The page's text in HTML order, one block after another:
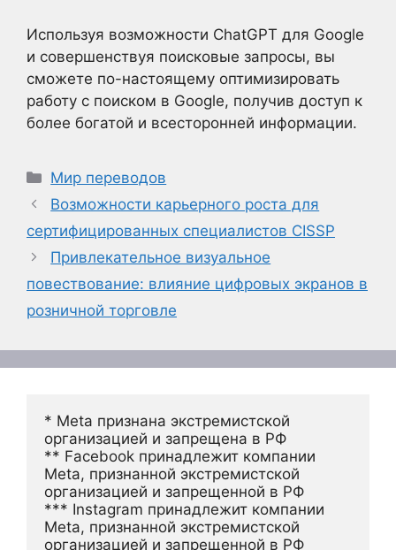
Используя возможности ChatGPT для Google
и совершенствуя поисковые запросы, вы
сможете по-настоящему оптимизировать
работу с поиском в Google, получив доступ к
более богатой и всесторонней информации.
Рубрики
Мир переводов
Возможности карьерного роста для
сертифицированных специалистов CISSP
Привлекательное визуальное
повествование: влияние цифровых экранов в
розничной торговле
* Meta признана экстремистской
организацией и запрещена в РФ
** Facebook принадлежит компании
Meta, признанной экстремистской
организацией и запрещенной в РФ
*** Instagram принадлежит компании
Meta, признанной экстремистской
организацией и запрещенной в РФ